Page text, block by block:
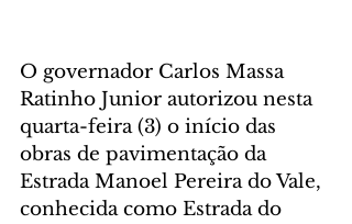
O governador Carlos Massa
Ratinho Junior autorizou nesta
quarta-feira (3) o início das
obras de pavimentação da
Estrada Manoel Pereira do Vale,
conhecida como Estrada do